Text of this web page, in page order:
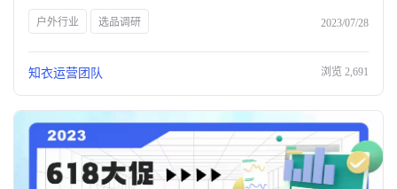
户外行业 选品调研 2023/07/28
知衣运营团队 浏览 2,691